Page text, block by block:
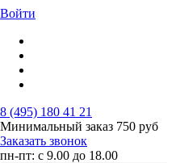
Войти
8 (495) 180 41 21
Минимальный заказ 750 руб
Заказать звонок
пн-пт: с 9.00 до 18.00